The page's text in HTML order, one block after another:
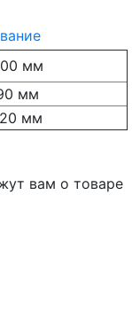
мм
мм
мм
вам о товаре